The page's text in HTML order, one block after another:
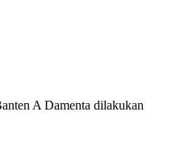
A Damenta dilakukan